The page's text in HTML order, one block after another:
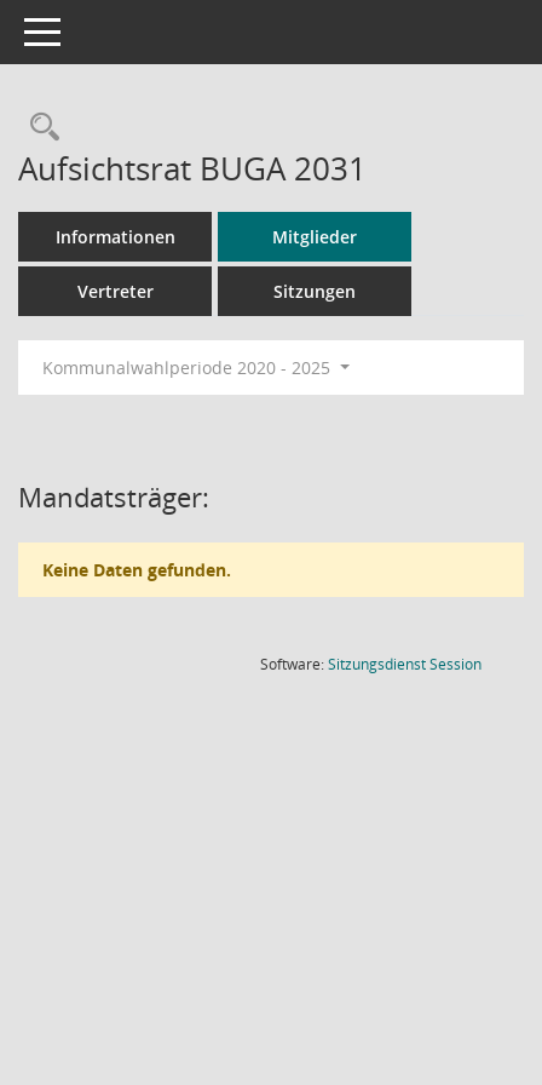
Toggle navigation
Rechercheauswahl
Aufsichtsrat BUGA 2031
Informationen Mitglieder
Vertreter Sitzungen
Kommunalwahlperiode 2020 - 2025
Mandatsträger:
Keine Daten gefunden.
Software:SitzungsdienstSession(Wird in